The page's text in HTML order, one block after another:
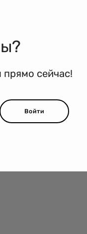
сейчас!
Войти